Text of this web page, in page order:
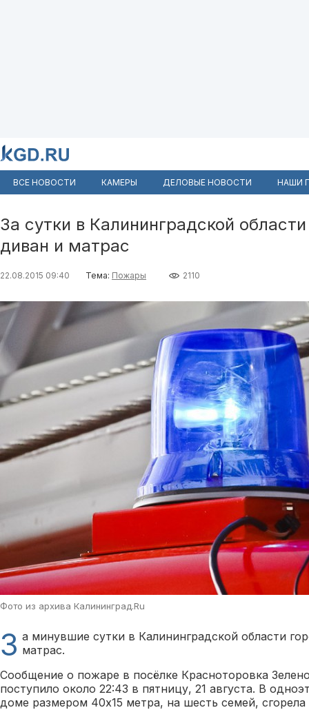
ВСЕ НОВОСТИ КАМЕРЫ ДЕЛОВЫЕ НОВОСТИ НАШИ
За сутки в Калининградской
диван и матрас
22.08.2015 09:40 Тема: Пожары 2110
Фото из архива Калининград.Ru
З а минувшие сутки в Калининградской области
матрас.
Сообщение о пожаре в посёлке Красноторовка
поступило около 22:43 в пятницу, 21 августа. В
доме размером 40х15 метра, на шесть семей, сгорела